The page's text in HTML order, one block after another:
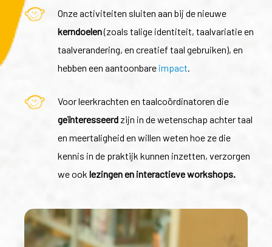
Onze activiteiten sluiten aan bij de nieuwe
kerndoelen(zoals talige identiteit, taalvariatie en
taalverandering, en creatief taal gebruiken), en
hebben een aantoonbare impact.
Voor leerkrachten en taalcoördinatoren die
geïnteresseerd zijn in de wetenschap achter taal
en meertaligheid en willen weten hoe ze die
kennis in de praktijk kunnen inzetten, verzorgen
we ook lezingen en interactieve workshops.
Festivals